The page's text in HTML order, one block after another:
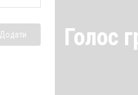
Додати Голос